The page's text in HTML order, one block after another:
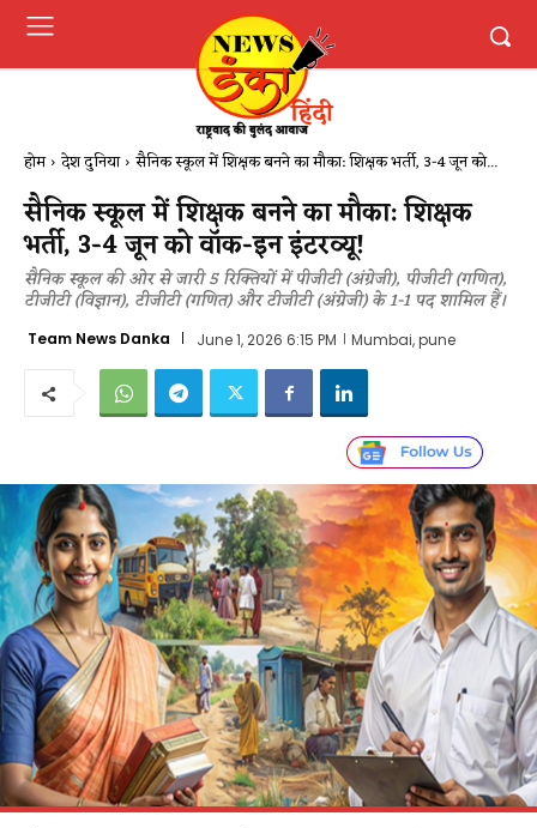
होम देश दुनिया सैनिक स्कूल में शिक्षक बनने का मौका: शिक्षक भर्ती, 3-4 जून को...
सैनिक स्कूल में शिक्षक बनने का मौका: शिक्षक
भर्ती, 3-4 जून को वॉक-इन इंटरव्यू!
सैनिक स्कूल की ओर से जारी 5 रिक्तियों में पीजीटी (अंग्रेजी), पीजीटी (गणित),
टीजीटी (विज्ञान), टीजीटी (गणित) और टीजीटी (अंग्रेजी) के 1-1 पद शामिल हैं।
Team News Danka June 1, 2026 6:15 PM Mumbai, pune